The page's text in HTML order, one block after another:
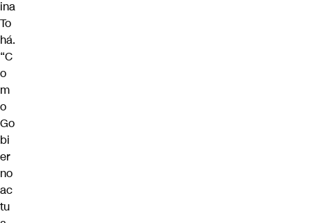
ina
To
há.
“C
o
m
o
Go
bi
er
no
ac
tu